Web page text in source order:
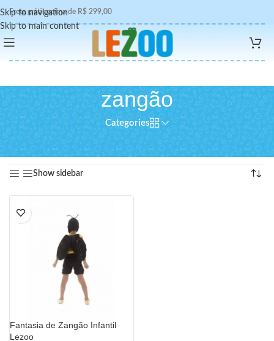
Skip to navigation
Skip to main content
Frete grátis acima de R$ 299,00
zangão
Categories
Produtos marcados com a tag “zangão”
Exibindo um único resultado
Show sidebar
Fantasia de Zangão Infantil
Lezoo